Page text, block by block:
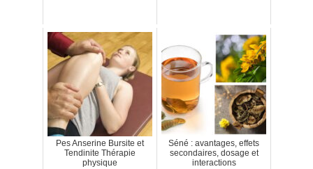
Pes Anserine Bursite et
Tendinite Thérapie
physique
Séné : avantages, effets
secondaires, dosage et
interactions